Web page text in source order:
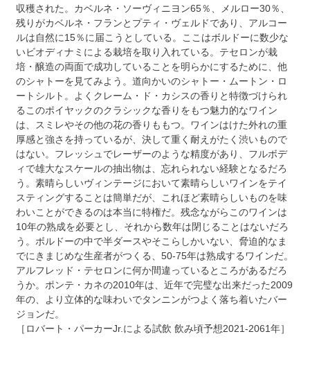
収穫された。カベルネ・ソーヴィニヨン65％、メルロー30％、
残りがカベルネ・フランとプティ・ヴェルドであり、アルコー
ルは自然に15％に届こうとしている。ここはボルドーに数少な
いビオディナミによる栽培を取り入れている。テセロンが栽
培・醸造の両面で成功していることを明らかにするために、他
のシャトーを見てみよう。道向かいのシャトー・ムートン・ロ
ートシルト。よくクレーム・ド・カシスの香りと特徴づけられ
るこのポイヤックのクラシックな香りをもつ魅力的なワイン
は、スミレやその他の花の香りももつ。ワインはけた外れの重
厚感と強さを持っているが、決して重く耐えがたく渋いもので
はない。フレッシュでレーザーのような精度があり、フルボデ
ィで雄大なスケールの抽出物は、忘れられない経験となるだろ
う。素晴らしいヴィンテージにおいて素晴らしいワインをテイ
スティングすることは簡単だが、これほど素晴らしいものを味
わいことができるのは本当に特権だ。残念ながらこのワインは
10年の熟成を必要とし、それから数年は閉じることはないだろ
う。ボルドーの中で半ダースやそこらしかいない、脅迫的なま
でにきまじめな生産者がつくる、50-75年は熟成するワインだ。
アルフレッド・テセロンに何か間違っているところがあるだろ
うか。ポンテ・カネの2010年は、近年で完璧な出来だった2009
年の、より立体的な味わいでタンニンがつよく落ち着いたバー
ジョンだ。
［ロバート・パーカーJr.による試飲 飲み頃予想2021-2061年］